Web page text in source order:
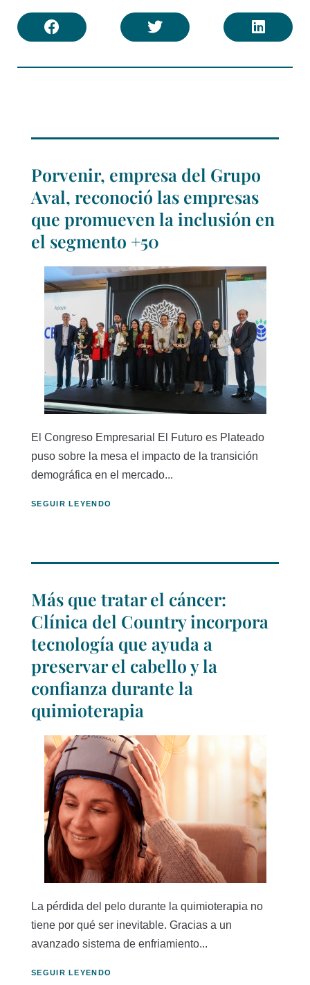
Porvenir, empresa del Grupo
Aval, reconoció las empresas
que promueven la inclusión en
el segmento +50
El Congreso Empresarial El Futuro es Plateado
puso sobre la mesa el impacto de la transición
demográfica en el mercado...
SEGUIR LEYENDO
Más que tratar el cáncer:
Clínica del Country incorpora
tecnología que ayuda a
preservar el cabello y la
confianza durante la
quimioterapia
La pérdida del pelo durante la quimioterapia no
tiene por qué ser inevitable. Gracias a un
avanzado sistema de enfriamiento...
SEGUIR LEYENDO